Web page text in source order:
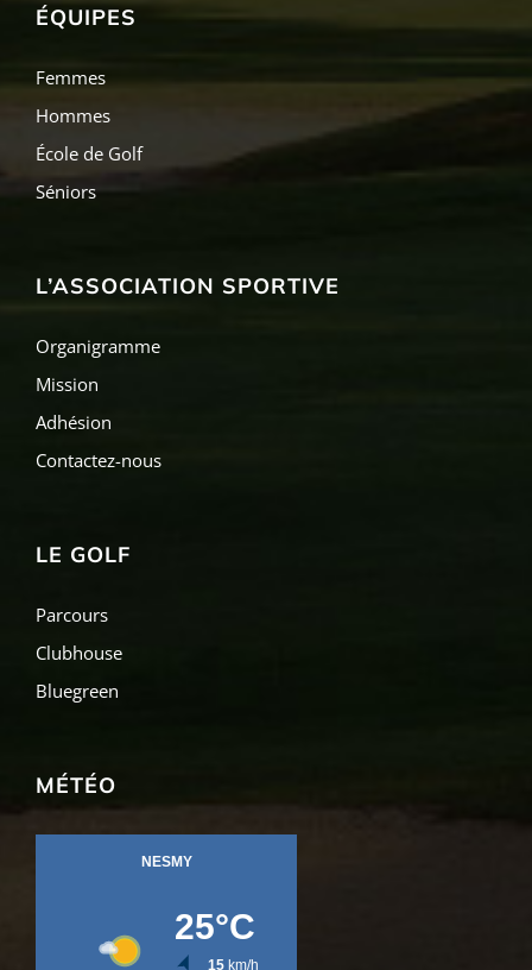
ÉQUIPES
Femmes
Hommes
École de Golf
Séniors
L’ASSOCIATION SPORTIVE
Organigramme
Mission
Adhésion
Contactez-nous
LE GOLF
Parcours
Clubhouse
Bluegreen
MÉTÉO